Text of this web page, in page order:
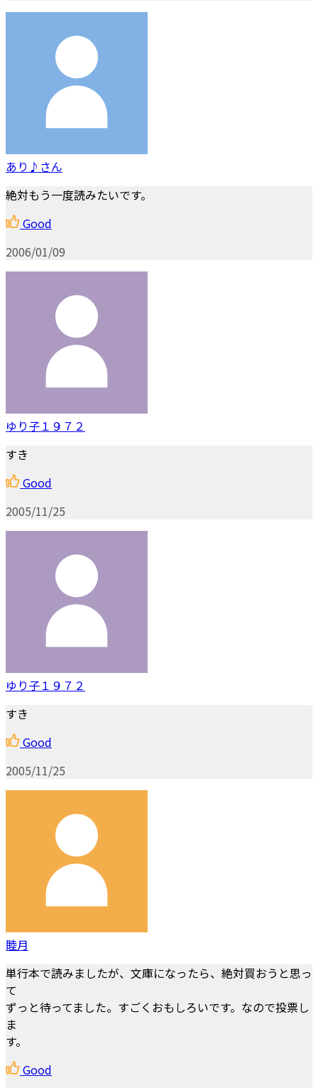
あり♪さん
絶対もう一度読みたいです。
Good
2006/01/09
ゆり子１９７２
すき
Good
2005/11/25
ゆり子１９７２
すき
Good
2005/11/25
睦月
単行本で読みましたが、文庫になったら、絶対買おうと思っ
て
ずっと待ってました。すごくおもしろいです。なので投票し
ま
す。
Good